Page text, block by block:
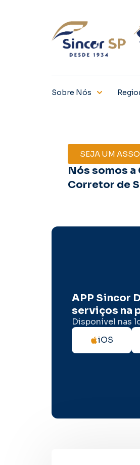
Sobre Nós
SEJA UM
Nós somos a
Corretor de
APP Sincor
serviços na
Disponível nas
iOS